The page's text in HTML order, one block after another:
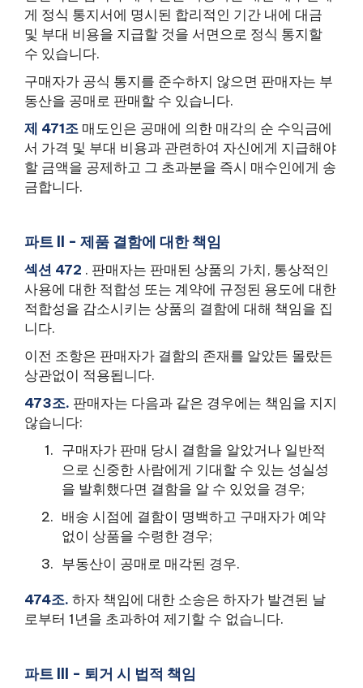
게 정식 통지서에 명시된 합리적인 기간 내에 대금
및 부대 비용을 지급할 것을 서면으로 정식 통지할
수 있습니다.
구매자가 공식 통지를 준수하지 않으면 판매자는 부
동산을 공매로 판매할 수 있습니다.
제 471조 매도인은 공매에 의한 매각의 순 수익금에
서 가격 및 부대 비용과 관련하여 자신에게 지급해야
할 금액을 공제하고 그 초과분을 즉시 매수인에게 송
금합니다.
파트 II - 제품 결함에 대한 책임
섹션 472 . 판매자는 판매된 상품의 가치, 통상적인
사용에 대한 적합성 또는 계약에 규정된 용도에 대한
적합성을 감소시키는 상품의 결함에 대해 책임을 집
니다.
이전 조항은 판매자가 결함의 존재를 알았든 몰랐든
상관없이 적용됩니다.
473조. 판매자는 다음과 같은 경우에는 책임을 지지
않습니다:
구매자가 판매 당시 결함을 알았거나 일반적
으로 신중한 사람에게 기대할 수 있는 성실성
을 발휘했다면 결함을 알 수 있었을 경우;
배송 시점에 결함이 명백하고 구매자가 예약
없이 상품을 수령한 경우;
부동산이 공매로 매각된 경우.
474조. 하자 책임에 대한 소송은 하자가 발견된 날
로부터 1년을 초과하여 제기할 수 없습니다.
파트 III - 퇴거 시 법적 책임